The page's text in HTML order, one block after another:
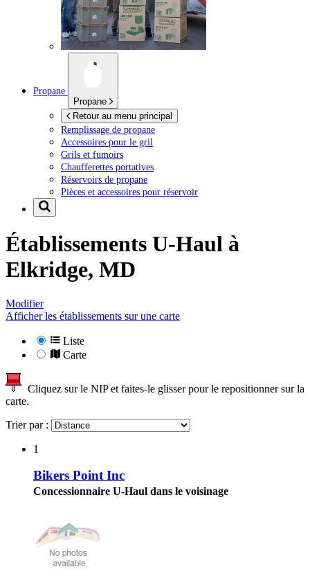
Propane
Propane
Retour au menu principal
Remplissage de propane
Accessoires pour le gril
Grils et fumoirs
Chaufferettes portatives
Réservoirs de propane
Pièces et accessoires pour réservoir
Établissements U-Haul à
Elkridge, MD
Modifier
Afficher les établissements sur une carte
Liste
Carte
Cliquez sur le NIP et faites-le glisser pour le repositionner sur la
carte.
Trier par :
1
Bikers Point Inc
Concessionnaire U-Haul dans le voisinage